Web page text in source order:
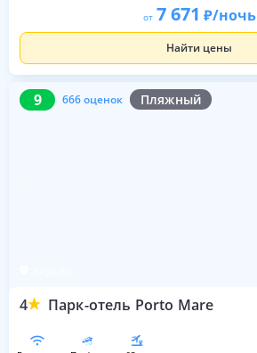
от 7 671 /ночь
Найти цены
9 666 оценок Пляжный
4 Парк-отель Porto Mare
9 666 оценок